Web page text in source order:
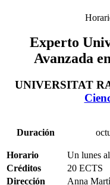
Experto
Avanzada
UNIVERSITAT
Duración
Horario
Un lunes
Créditos
20 ECTS
Dirección
Anna